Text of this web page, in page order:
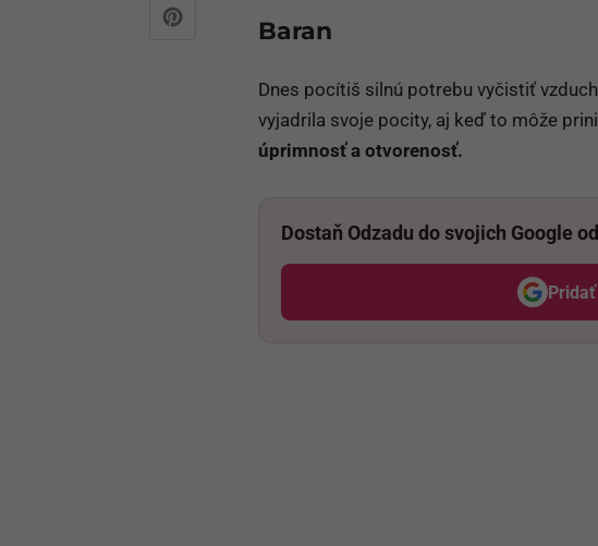
Baran
Dnes pocítiš silnú potrebu vyčistiť
vyjadrila svoje pocity, aj keď to môže
úprimnosť a otvorenosť.
Dostaň Odzadu do svojich Google